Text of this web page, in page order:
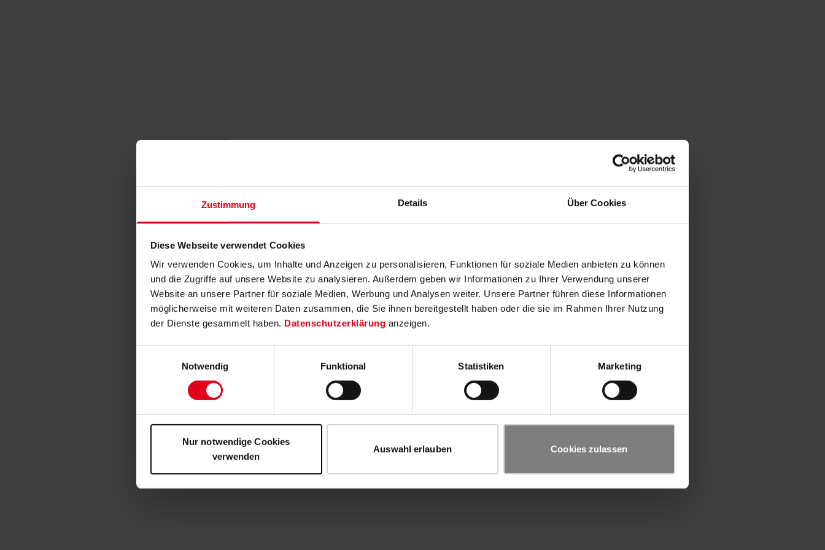
Zustimmung Details Über Cookies
Diese Webseite verwendet Cookies
Wir verwenden Cookies, um Inhalte und Anzeigen zu personalisieren, Funktionen für soziale Medien anbieten zu können
und die Zugriffe auf unsere Website zu analysieren. Außerdem geben wir Informationen zu Ihrer Verwendung unserer
Website an unsere Partner für soziale Medien, Werbung und Analysen weiter. Unsere Partner führen diese Informationen
möglicherweise mit weiteren Daten zusammen, die Sie ihnen bereitgestellt haben oder die sie im Rahmen Ihrer Nutzung
der Dienste gesammelt haben. Datenschutzerklärung anzeigen.
Notwendig
Funktional Statistiken Marketing
Nur notwendige Cookies
verwenden
Auswahl erlauben Cookies zulassen